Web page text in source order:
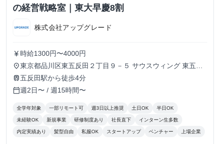
の経営戦略室｜東大早慶8割
株式会社アップグレード
currency_yen 時給1300円〜4000円
place東京都品川区東五反田２丁目９－５ サウスウィング 東五反
田５階
train 五反田駅から徒歩4分
calendar_today週2日〜 / 週15時間〜
全学年対象 一部リモート可 週3日以上推奨 土日OK 半日OK
未経験OK 新規事業 研修制度あり 社長直下 インターン生多数
内定実績あり 髪型自由 私服OK スタートアップ ベンチャー 上場企業